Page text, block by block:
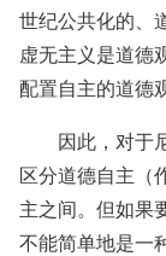
世纪公共化的、
虚无主义是道德
配置自主的道德
因此，对于尼
区分道德自主（
主之间。但如果
不能简单地是一